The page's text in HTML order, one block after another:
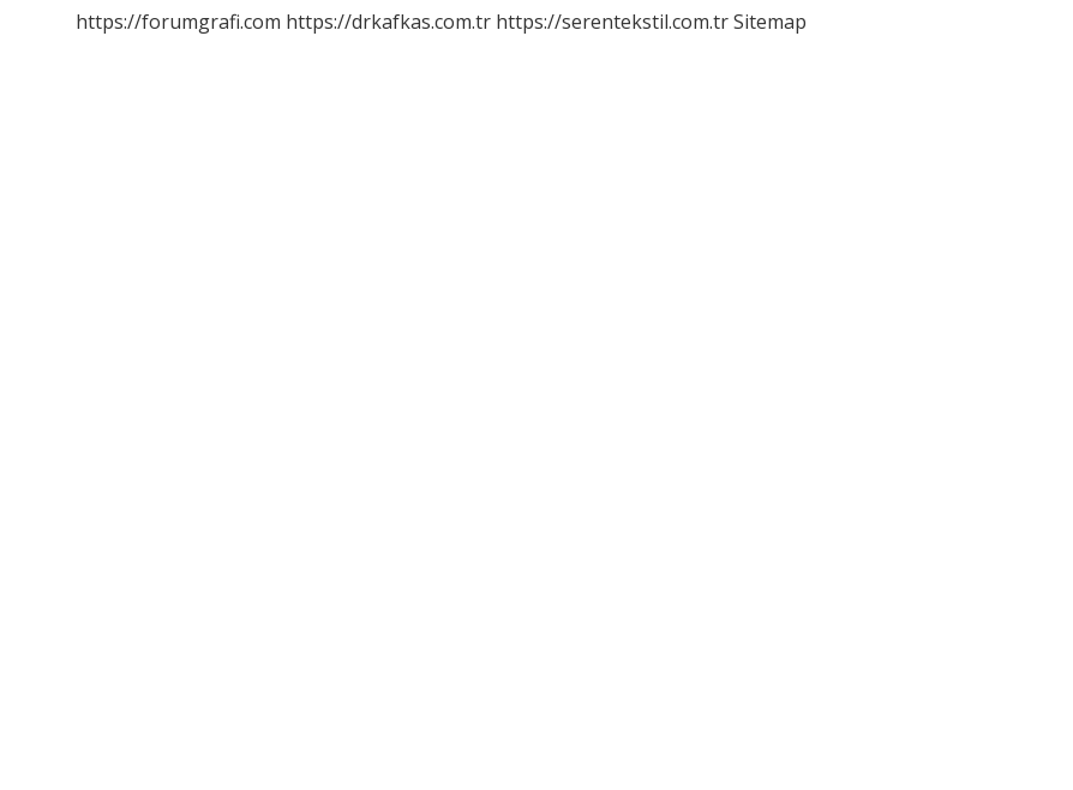
https://forumgrafi.com https://drkafkas.com.tr https://serentekstil.com.trSitemap